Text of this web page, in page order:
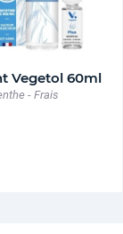
Vegetol 60ml
- Frais